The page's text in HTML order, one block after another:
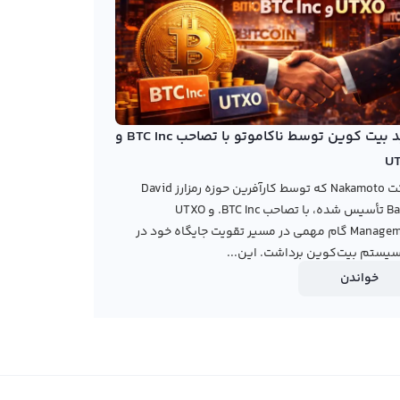
خرید بیت کوین توسط ناکاموتو با تصاحب BTC Inc و
شرکت Nakamoto که توسط کارآفرین حوزه رمزارز David
Bailey تأسیس شده، با تصاحب BTC Inc. و UTXO
Management گام مهمی در مسیر تقویت جایگاه خود در
بیت‌کوین برداشت. این...
خواندن